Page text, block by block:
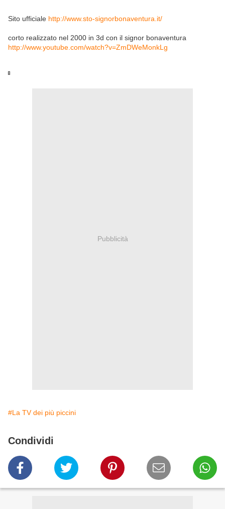
Sito ufficiale http://www.sto-signorbonaventura.it/
corto realizzato nel 2000 in 3d con il signor bonaventura
http://www.youtube.com/watch?v=ZmDWeMonkLg
Pubblicità
#La TV dei più piccini
Condividi